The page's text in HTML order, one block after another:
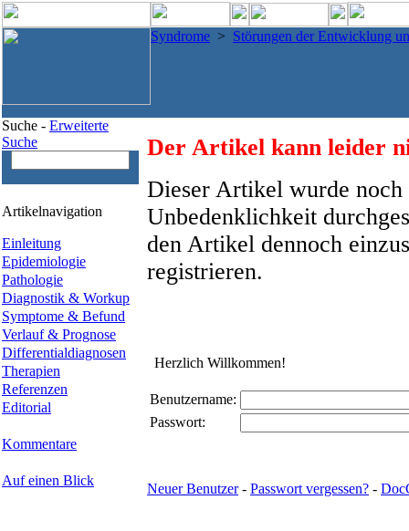
Syndrome > Störungen der Entwicklung
Suche - Erweiterte
Suche
Artikelnavigation
Einleitung
Epidemiologie
Pathologie
Diagnostik & Workup
Symptome & Befund
Verlauf & Prognose
Differentialdiagnosen
Therapien
Referenzen
Editorial
Kommentare
Auf einen Blick
Der Artikel kann leider
Dieser Artikel wurde
Unbedenklichkeit
den Artikel dennoch
registrieren.
Herzlich Willkommen!
Benutzername:
Passwort:
Neuer Benutzer- Passwort vergessen? -